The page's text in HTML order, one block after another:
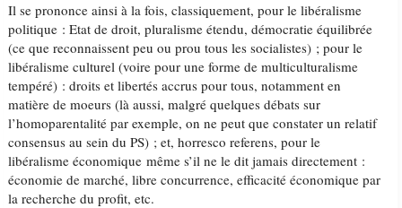
Il se prononce ainsi à la fois, classiquement, pour le libéralisme
politique : Etat de droit, pluralisme étendu, démocratie équilibrée
(ce que reconnaissent peu ou prou tous les socialistes) ; pour le
libéralisme culturel (voire pour une forme de multiculturalisme
tempéré) : droits et libertés accrus pour tous, notamment en
matière de moeurs (là aussi, malgré quelques débats sur
l’homoparentalité par exemple, on ne peut que constater un relatif
consensus au sein du PS) ; et, horresco referens, pour le
libéralisme économique même s’il ne le dit jamais directement :
économie de marché, libre concurrence, efficacité économique par
la recherche du profit, etc.